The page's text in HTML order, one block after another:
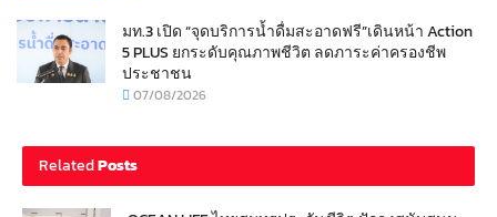
มท.3 เปิด “จุดบริการน้ำดื่มสะอาดฟรี”เดินหน้า Action
5 PLUS ยกระดับคุณภาพชีวิต ลดภาระค่าครองชีพ
ประชาชน
07/08/2026
RelatedPosts